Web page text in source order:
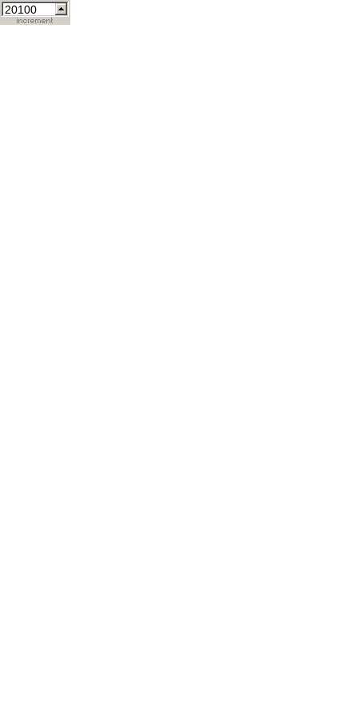
20100